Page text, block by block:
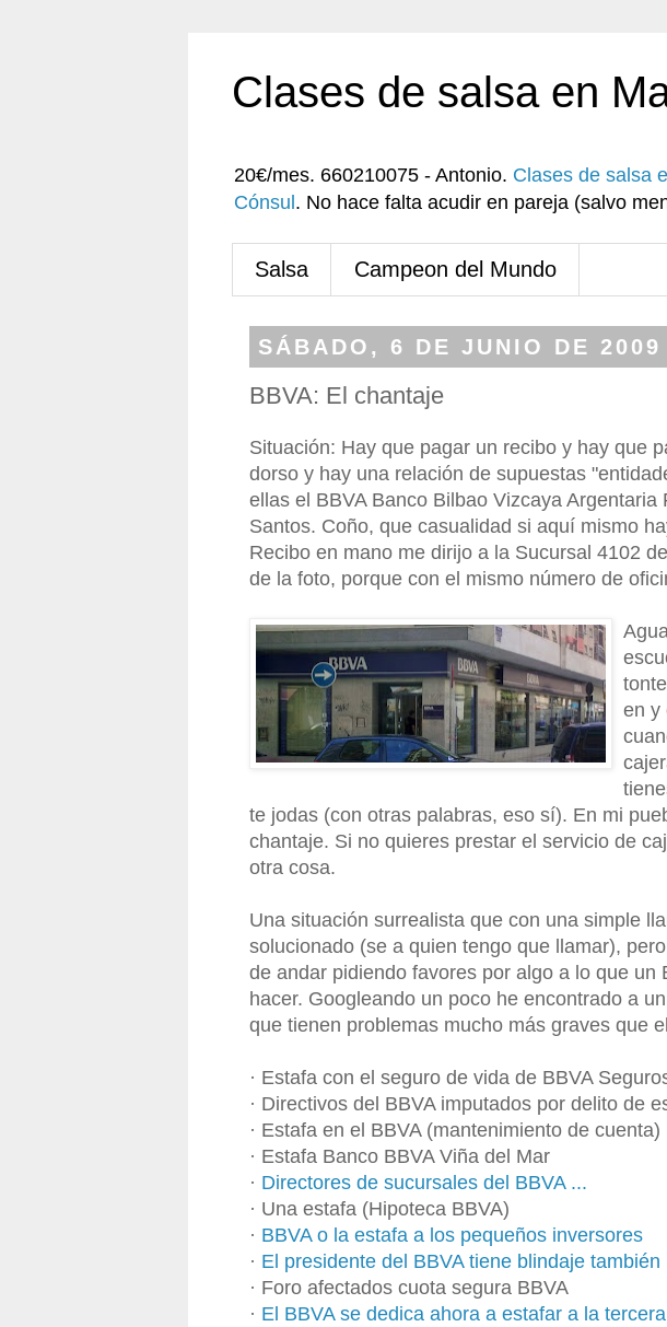
Clases de salsa en
20€/mes. 660210075 - Antonio. Clases de salsa
Cónsul . No hace falta acudir en pareja (salvo
Salsa Campeon del Mundo
SÁBADO, 6 DE JUNIO DE 2009
BBVA: El chantaje
Situación: Hay que pagar un recibo y hay que
dorso y hay una relación de supuestas
ellas el BBVA Banco Bilbao Vizcaya Argentaria
Santos. Coño, que casualidad si aquí mismo
Recibo en mano me dirijo a la Sucursal 4102
de la foto, porque con el mismo número de
en y
te jodas (con otras palabras, eso sí). En mi
chantaje. Si no quieres prestar el servicio de
otra cosa.
Una situación surrealista que con una simple
solucionado (se a quien tengo que llamar),
de andar pidiendo favores por algo a lo que un
hacer. Googleando un poco he encontrado a
que tienen problemas mucho más graves que
· Estafa con el seguro de vida de BBVA
· Directivos del BBVA imputados por delito de
· Estafa en el BBVA (mantenimiento de cuenta)
· Estafa Banco BBVA Viña del Mar
· Directores de sucursales del BBVA ...
· Una estafa (Hipoteca BBVA)
· BBVA o la estafa a los pequeños inversores
· El presidente del BBVA tiene blindaje también
· Foro afectados cuota segura BBVA
· El BBVA se dedica ahora a estafar a la